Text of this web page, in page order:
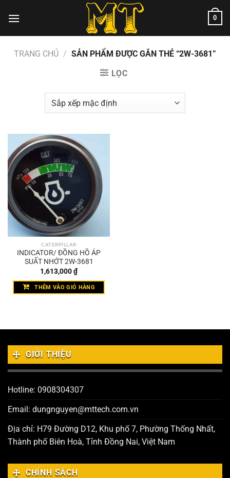
đến
0
TRANG CHỦ / SẢN PHẨM ĐƯỢC GẮN THẺ “2W-3681”
LỌC
CATERPILLAR
INDICATOR/ ĐỒNG HỒ ÁP
SUẤT NHỚT 2W-3681
1,613,000₫
THÊM VÀO GIỎ HÀNG
GIỚI THIỆU
Hotline: 0908304307
Email: dungnguyen@mttech.com.vn
Địa chỉ: H79 Đường D12, Khu phố 7, Phường Thống Nhất,
Thành phố Biên Hoà, Tỉnh Đồng Nai, Việt Nam
CHÍNH SÁCH